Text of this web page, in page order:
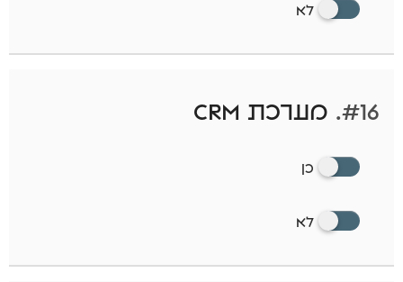
לא
#16. מערכת CRM
כן
לא